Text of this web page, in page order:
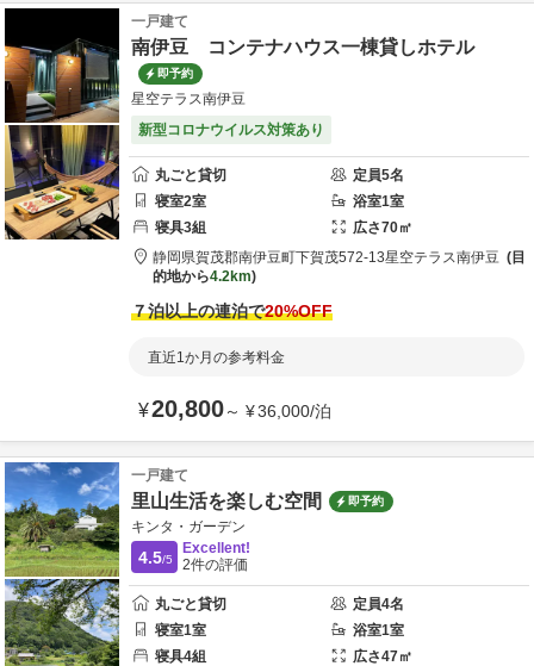
一戸建て
南伊豆 コンテナハウス一棟貸しホテル
即予約
星空テラス南伊豆
新型コロナウイルス対策あり
丸ごと貸切 定員5名
寝室2室 浴室1室
寝具3組 広さ70㎡
静岡県賀茂郡南伊豆町下賀茂572-13星空テラス南伊豆
目
的地から4.2km
７泊以上の連泊で20%OFF
直近1か月の参考料金
¥20,800～ ¥36,000/泊
一戸建て
里山生活を楽しむ空間 即予約
キンタ・ガーデン
4.5/5
Excellent!
2件の評価
丸ごと貸切 定員4名
寝室1室 浴室1室
寝具4組 広さ47㎡